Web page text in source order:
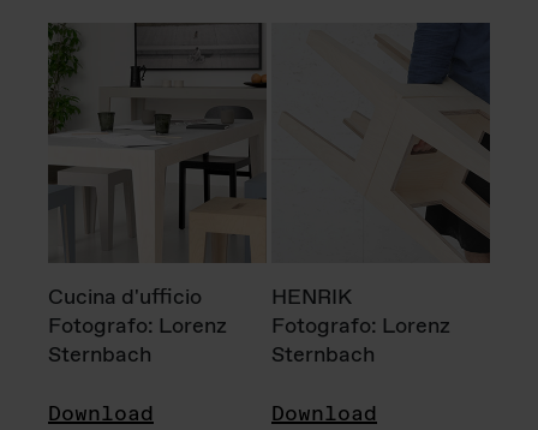
Cucina d'ufficio
Fotografo: Lorenz
Sternbach
Download
HENRIK
Fotografo: Lorenz
Sternbach
Download